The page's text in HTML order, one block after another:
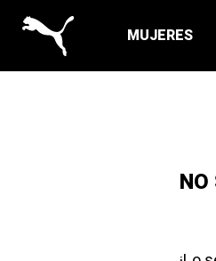
MUJERES
NO